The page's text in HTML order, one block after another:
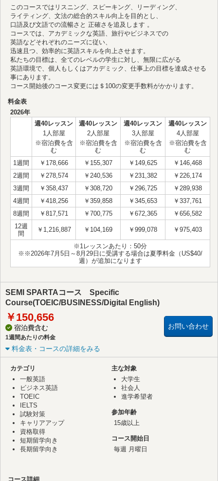
このコースではリスニング、スピーキング、リーディング、
ライティング、文法の総合的スキル向上を目的とし、
口語及び文語での流暢さと 正確さを追及します 。
コースでは、アカデミックな英語、旅行やビジネスでの
英語などそれぞれのニーズに従い、
迅速且つ、効率的に英語スキルを向上させます。
私たちの目標は、全てのレベルの学生に対し、無限に広がる
英語環境で、個人もしくはアカデミック、仕事上の目標を達成させる
事にあります。
コース開始後のコース変更には＄100の変更手数料がかかります。
料金表
2026年
週40レッスン
1人部屋
※宿泊費を含
む
週40レッスン
2人部屋
※宿泊費を含
む
週40レッスン
3人部屋
※宿泊費を含
む
週40レッスン
4人部屋
※宿泊費を含
む
1週間
￥178,666 ￥155,307 ￥149,625
￥146,468
2週間
￥278,574 ￥240,536 ￥231,382
￥226,174
3週間
￥358,437 ￥308,720 ￥296,725
￥289,938
4週間
￥418,256 ￥359,858 ￥345,653
￥337,761
8週間
￥817,571 ￥700,775 ￥672,365
￥656,582
12週
間
￥1,216,887 ￥104,169 ￥999,078 ￥975,403
※1レッスンあたり：50分
※※2026年7月5日～8月29日に受講する場合は夏季料金（US$40/
週）が追加になります
SEMI SPARTAコース Specific
Course(TOEIC/BUSINESS/Digital English)
￥150,656
宿泊費含む
1週間あたりの料金
お問い合わせ
料金表・コースの詳細をみる
カテゴリ
一般英語
ビジネス英語
TOEIC
IELTS
試験対策
キャリアアップ
資格取得
短期留学向き
長期留学向き
主な対象
大学生
社会人
進学希望者
参加年齢
15歳以上
コース開始日
毎週 月曜日
コース詳細